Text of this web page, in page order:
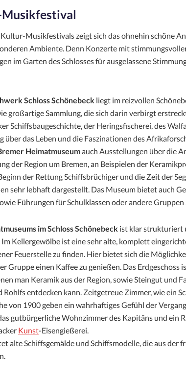
Musikfestivals zeigt sich das ohnehin schöne
Ambiente. Denn Konzerte mit
im Garten des Schlosses für ausgelassene
Schloss Schönebeck liegt im reizvollen
großartige Sammlung, die sich darin verbirgt
Schiffsbaugeschichte, der Heringsfischerei, des
über das Leben und die Faszinationen des
Heimatmuseumauch Ausstellungen über die
der Region um Bremen, an Beispielen der
der Rettung Schiffsbrüchiger und die Zeit der
sehr lebhaft dargestellt. Das Museum bietet auch
Führungen für Schulklassen oder andere Gruppen
im Schloss Schönebeck ist klar strukturiert
Kellergewölbe ist eine sehr alte, komplett
Feuerstelle zu finden. Hier bietet sich die
Gruppe einen Kaffee zu genießen. Das Erdgeschoss
man Keramik aus der Region, sowie Steingut und
Rohlfs entdecken kann. Zeitgetreue Zimmer, wie ein
von 1900 geben ein wahrhaftiges Gefühl der
gutbürgerliche Wohnzimmer des Kapitäns und ein
Kunst-Eisengießerei.
alte Schiffsgemälde und Schiffsmodelle, die aus der